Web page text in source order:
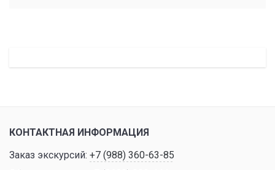
КОНТАКТНАЯ ИНФОРМАЦИЯ
Заказ экскурсий: +7 (988) 360-63-85